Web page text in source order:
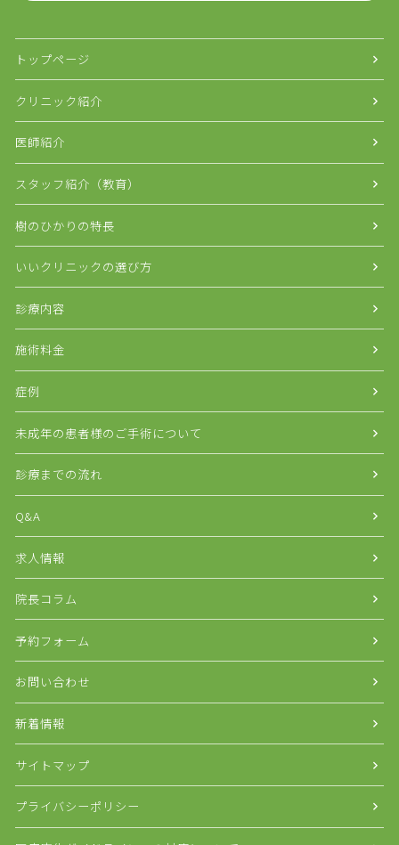
トップページ
クリニック紹介
医師紹介
スタッフ紹介（教育）
樹のひかりの特長
いいクリニックの選び方
診療内容
施術料金
症例
未成年の患者様のご手術について
診療までの流れ
Q&A
求人情報
院長コラム
予約フォーム
お問い合わせ
新着情報
サイトマップ
プライバシーポリシー